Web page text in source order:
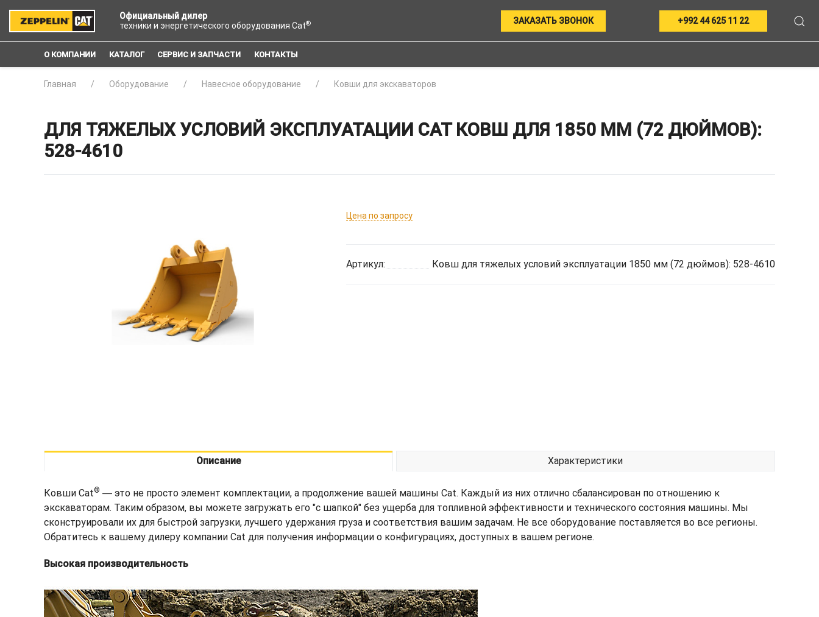
Официальный дилер
техники и энергетического оборудования Cat® ЗАКАЗАТЬ ЗВОНОК +992 44 625 11 22
О КОМПАНИИ КАТАЛОГ СЕРВИС И ЗАПЧАСТИ КОНТАКТЫ
Главная Оборудование Навесное оборудование Ковши для экскаваторов
ДЛЯ ТЯЖЕЛЫХ УСЛОВИЙ ЭКСПЛУАТАЦИИ CAT КОВШ ДЛЯ 1850 ММ (72 ДЮЙМОВ):
528-4610
Цена по запросу
Артикул: Ковш для тяжелых условий эксплуатации 1850 мм (72 дюймов): 528-4610
Описание Характеристики
Ковши Cat® ― это не просто элемент комплектации, а продолжение вашей машины Cat. Каждый из них отлично сбалансирован по отношению к
экскаваторам. Таким образом, вы можете загружать его "с шапкой" без ущерба для топливной эффективности и технического состояния машины. Мы
сконструировали их для быстрой загрузки, лучшего удержания груза и соответствия вашим задачам. Не все оборудование поставляется во все регионы.
Обратитесь к вашему дилеру компании Cat для получения информации о конфигурациях, доступных в вашем регионе.
Высокая производительность